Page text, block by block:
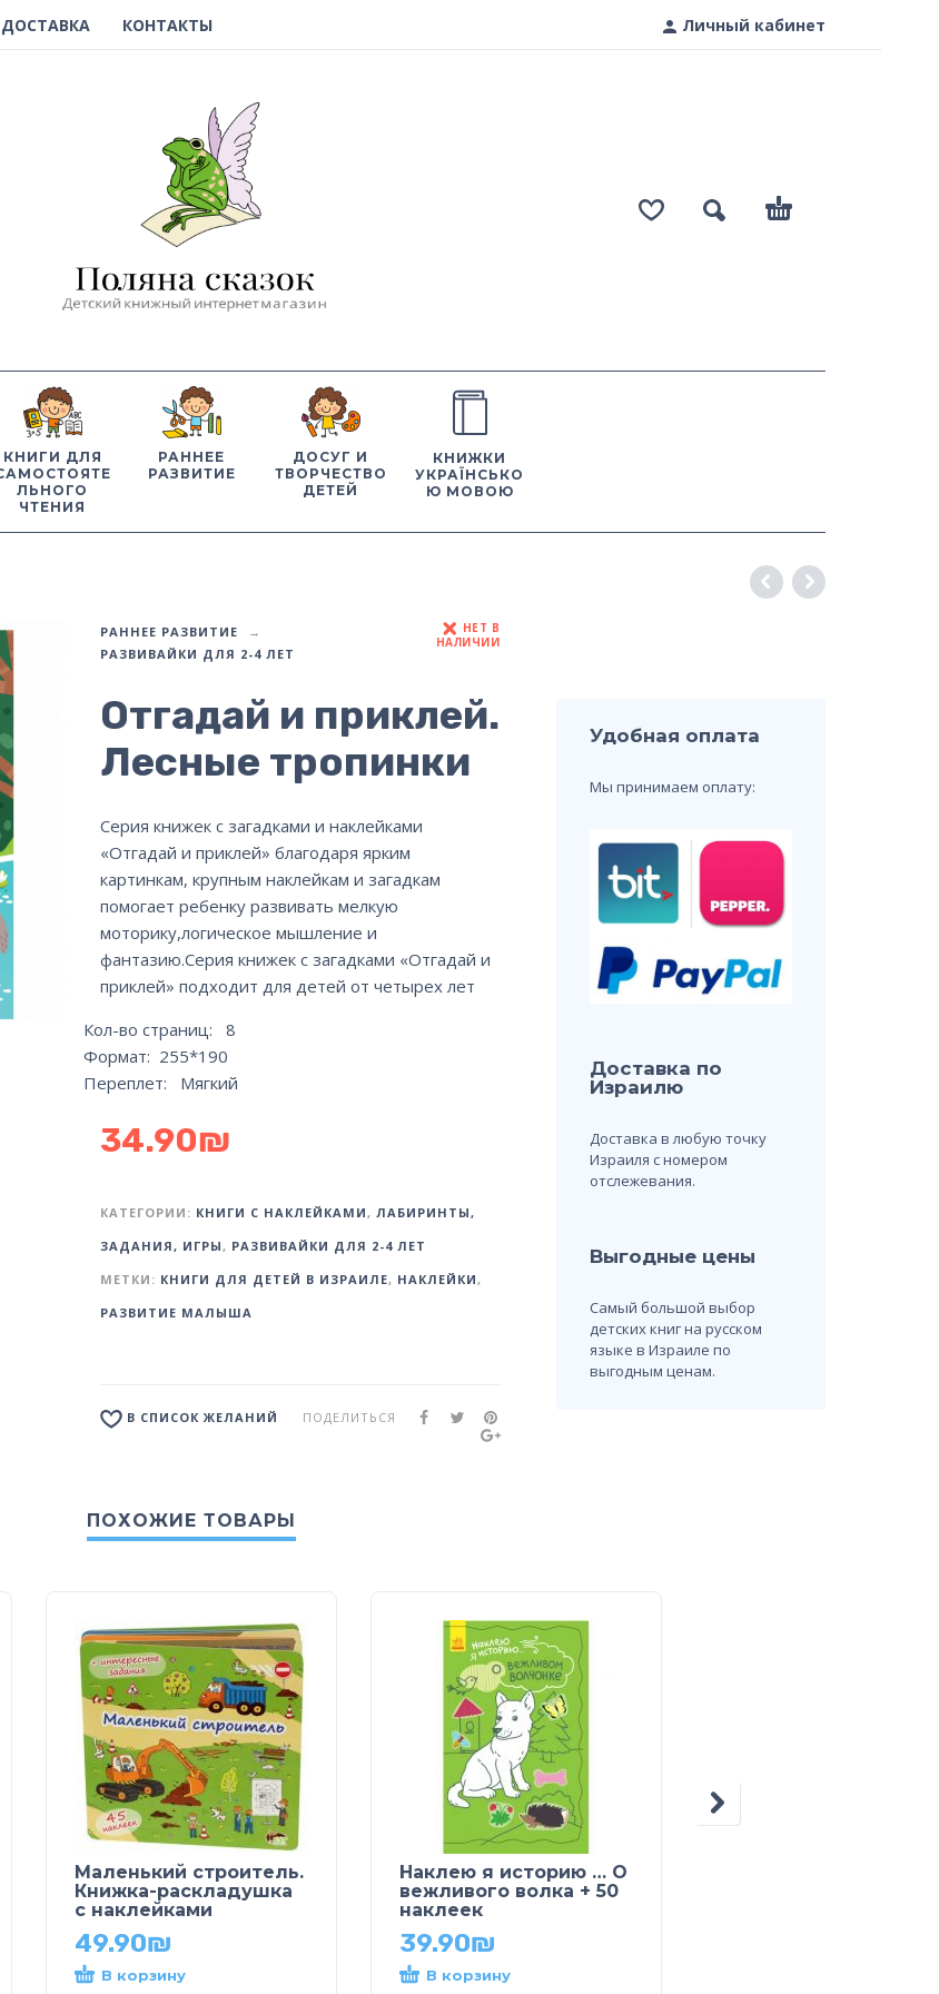
Личный кабинет
КОНТАКТЫ
КНИГИ ДЛЯ
ЛЬНОГО
ЧТЕНИЯ
РАННЕЕ
РАЗВИТИЕ
ДОСУГ И
ТВОРЧЕСТВО
ДЕТЕЙ
КНИЖКИ
УКРАЇНСЬКО
Ю МОВОЮ
РАННЕЕ РАЗВИТИЕ
РАЗВИВАЙКИ ДЛЯ 2-4 ЛЕТ
НЕТ В
НАЛИЧИИ
Отгадай и приклей.
Лесные тропинки
Серия книжек с загадками и наклейками
«Отгадай и приклей» благодаря ярким
картинкам, крупным наклейкам и загадкам
помогает ребенку развивать мелкую
моторику,логическое мышление и
фантазию.Серия книжек с загадками «Отгадай и
приклей» подходит для детей от четырех лет
Кол-во страниц: 8
Формат: 255*190
Переплет: Мягкий
34.90₪
КАТЕГОРИИ: КНИГИ С НАКЛЕЙКАМИ , ЛАБИРИНТЫ,
ЗАДАНИЯ, ИГРЫ , РАЗВИВАЙКИ ДЛЯ 2-4 ЛЕТ
МЕТКИ: КНИГИ ДЛЯ ДЕТЕЙ В ИЗРАИЛЕ, НАКЛЕЙКИ ,
РАЗВИТИЕ МАЛЫША
В СПИСОК ЖЕЛАНИЙ ПОДЕЛИТЬСЯ
Удобная оплата
Мы принимаем оплату:
Доставка по
Израилю
Доставка в любую точку
Израиля с номером
отслежевания.
Выгодные цены
Самый большой выбор
детских книг на русском
языке в Израиле по
выгодным ценам.
ПОХОЖИЕ ТОВАРЫ
Маленький строитель.
Книжка-раскладушка
с наклейками
49.90₪
В корзину
Наклею я историю … О
вежливого волка + 50
наклеек
39.90₪
В корзину